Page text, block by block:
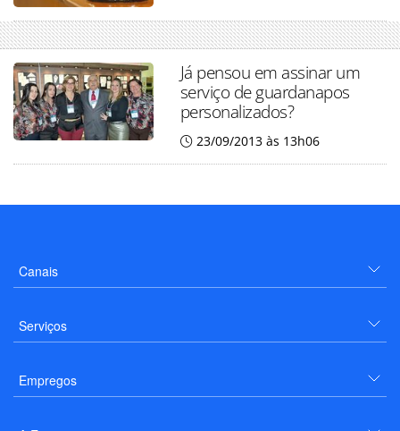
Já pensou em assinar um
serviço de guardanapos
personalizados?
23/09/2013 às 13h06
Canais
Serviços
Empregos